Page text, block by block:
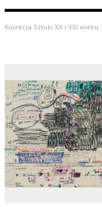
Kolekcja Sztuki XX i XXI wieku